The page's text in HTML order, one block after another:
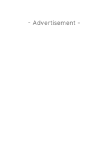
- Advertisement -